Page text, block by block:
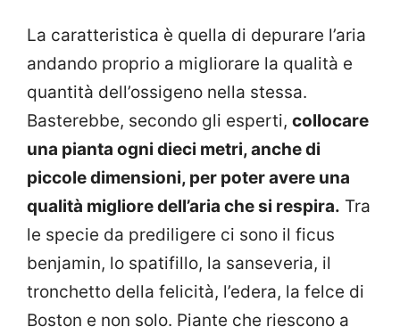
La caratteristica è quella di depurare l’aria
andando proprio a migliorare la qualità e
quantità dell’ossigeno nella stessa.
Basterebbe, secondo gli esperti, collocare
una pianta ogni dieci metri, anche di
piccole dimensioni, per poter avere una
qualità migliore dell’aria che si respira. Tra
le specie da prediligere ci sono il ficus
benjamin, lo spatifillo, la sanseveria, il
tronchetto della felicità, l’edera, la felce di
Boston e non solo. Piante che riescono a